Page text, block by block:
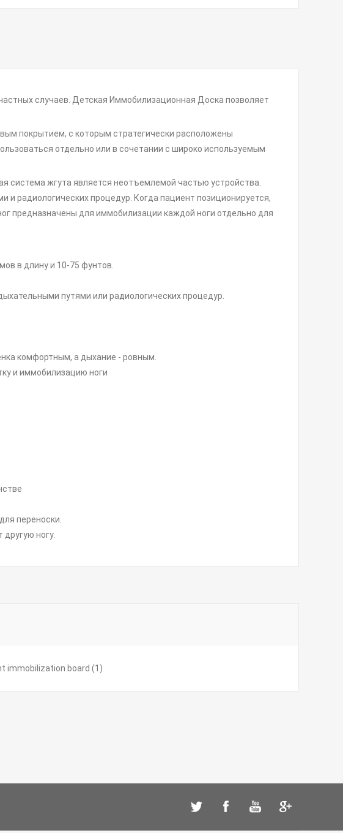
случаев. Детская Иммобилизационная Доска позволяет
покрытием, с которым стратегически расположены
отдельно или в сочетании с широко используемым
система жгута является неотъемлемой частью устройства.
радиологических процедур. Когда пациент позиционируется,
предназначены для иммобилизации каждой ноги отдельно для
в длину и 10-75 фунтов.
путями или радиологических процедур.
комфортным, а дыхание - ровным.
и иммобилизацию ноги
переноски.
ногу.
immobilization board (1)